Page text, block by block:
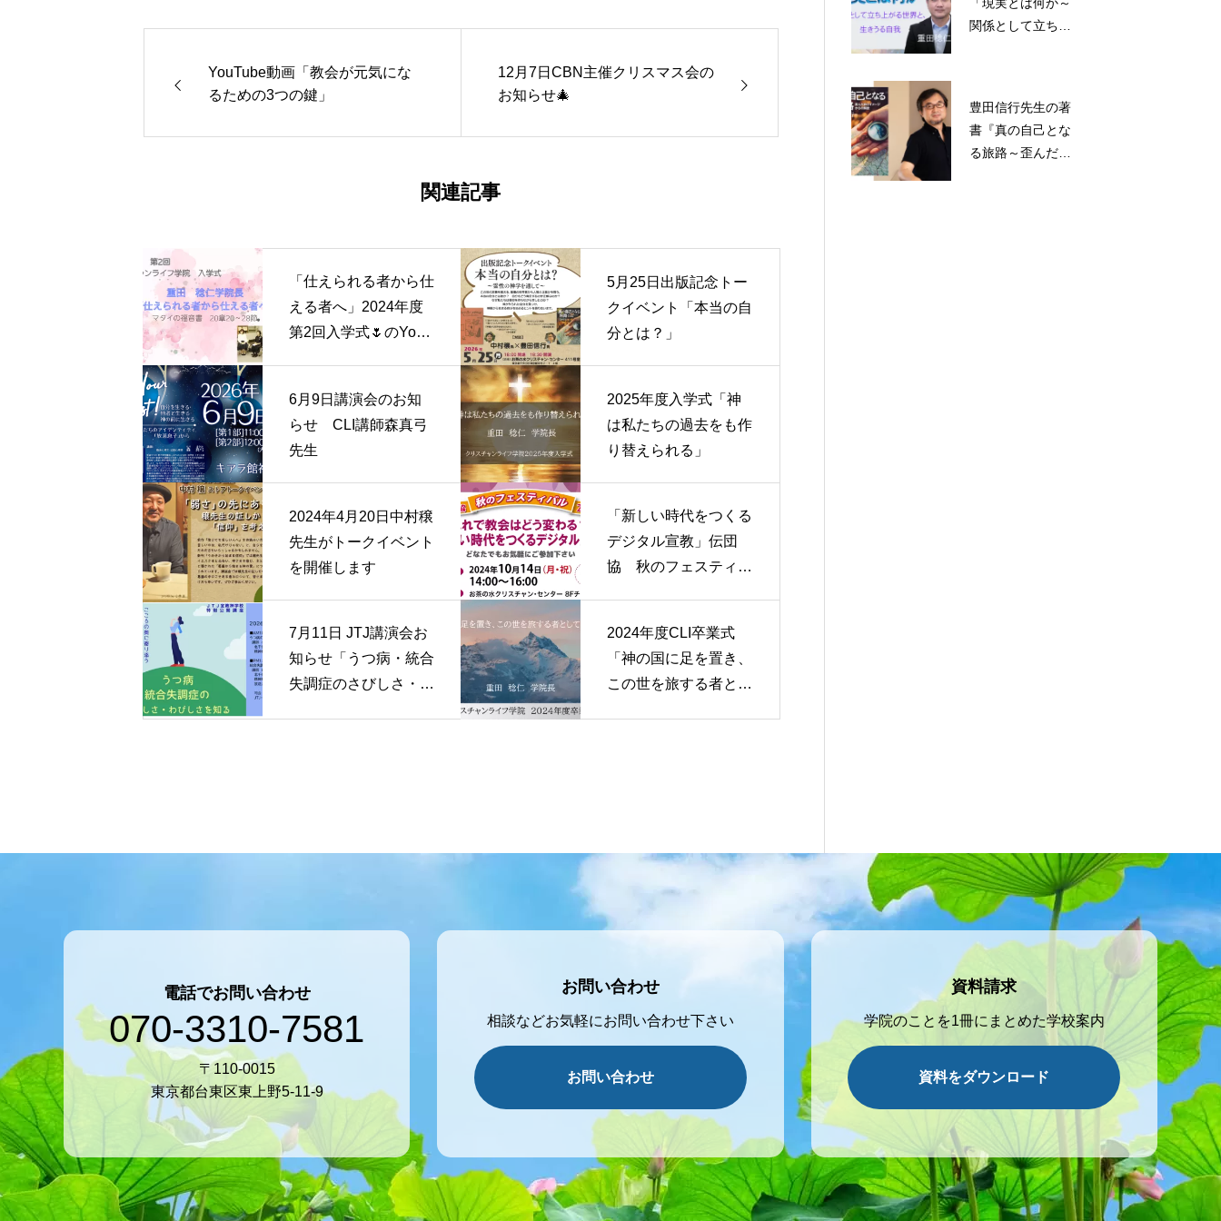
YouTube動画「教会が元気にな
るための3つの鍵」
12月7日CBN主催クリスマス会の
お知らせ🎄
関連記事
「仕えられる者から仕
える者へ」2024年度
第2回入学式🌷のYouT
5月25日出版記念トー
クイベント「本当の自
分とは？」
6月9日講演会のお知
らせ CLI講師森真弓
先生
2025年度入学式「神
は私たちの過去をも作
り替えられる」
2024年4月20日中村穣
先生がトークイベント
を開催します
「新しい時代をつくる
デジタル宣教」伝団
協 秋のフェスティバ
7月11日 JTJ講演会お
知らせ「うつ病・統合
失調症のさびしさ・わ
2024年度CLI卒業式
「神の国に足を置き、
この世を旅する者とし
「現実とは何か～
関係として立ち上
豊田信行先生の著
書『真の自己とな
る旅路～歪んだ自
電話でお問い合わせ
070-3310-7581
〒110-0015
東京都台東区東上野5-11-9
お問い合わせ
相談などお気軽にお問い合わせ下さい
お問い合わせ
資料請求
学院のことを1冊にまとめた学校案内
資料をダウンロード